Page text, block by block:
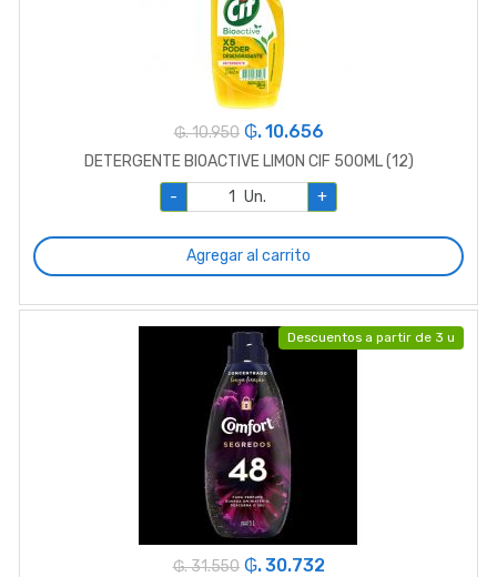
₲. 10.950 ₲. 10.656
DETERGENTE BIOACTIVE LIMON CIF 500ML (12)
-
Un. +
Agregar al carrito
Descuentos a partir de 3 u
₲. 31.550 ₲. 30.732